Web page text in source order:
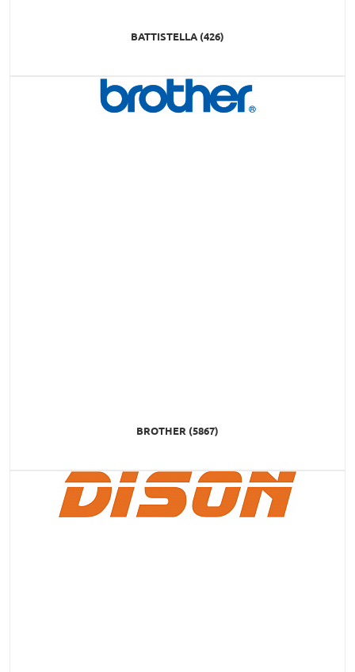
BATTISTELLA (426)
BROTHER (5867)